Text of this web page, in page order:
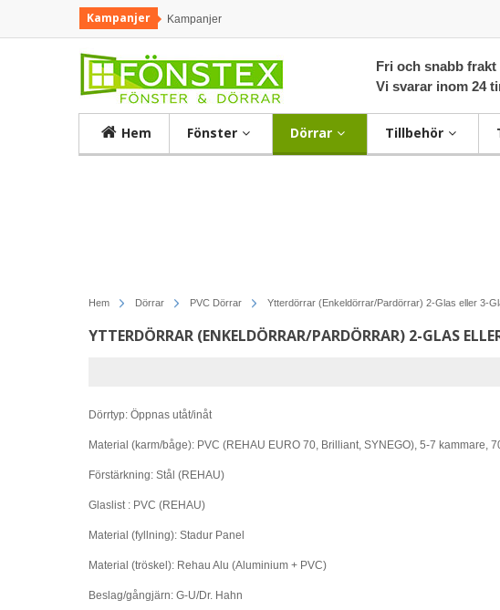
Kampanjer Kampanjer
Fri och snabb
Vi svarar inom 24
Hem Fönster Dörrar Tillbehör
Hem Dörrar PVC Dörrar Ytterdörrar (Enkeldörrar/Pardörrar) 2-Glas eller 3-
YTTERDÖRRAR (ENKELDÖRRAR/PARDÖRRAR) 2-GLAS
Dörrtyp: Öppnas utåt/inåt
Material (karm/båge): PVC (REHAU EURO 70, Brilliant, SYNEGO), 5-7 kammare,
Förstärkning: Stål (REHAU)
Glaslist : PVC (REHAU)
Material (fyllning): Stadur Panel
Material (tröskel): Rehau Alu (Aluminium + PVC)
Beslag/gångjärn: G-U/Dr. Hahn